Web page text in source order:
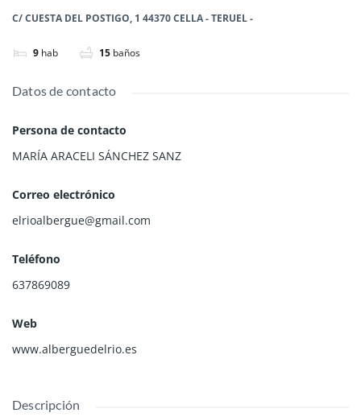
C/ CUESTA DEL POSTIGO, 1 44370 CELLA - TERUEL -
9 hab 15 baños
Datos de contacto
Persona de contacto
MARÍA ARACELI SÁNCHEZ SANZ
Correo electrónico
elrioalbergue@gmail.com
Teléfono
637869089
Web
www.alberguedelrio.es
Descripción